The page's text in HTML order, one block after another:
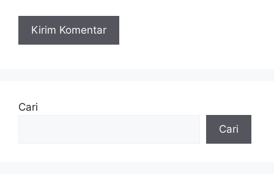
Cari
Cari